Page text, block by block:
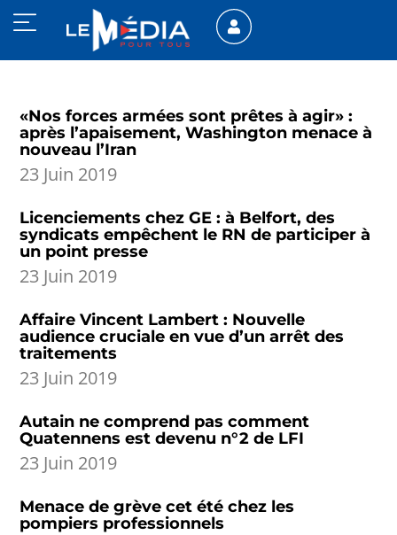
«Nos forces armées sont prêtes à agir» :
après l’apaisement, Washington menace à
nouveau l’Iran
23 Juin 2019
Licenciements chez GE : à Belfort, des
syndicats empêchent le RN de participer à
un point presse
23 Juin 2019
Affaire Vincent Lambert : Nouvelle
audience cruciale en vue d’un arrêt des
traitements
23 Juin 2019
Autain ne comprend pas comment
Quatennens est devenu n°2 de LFI
23 Juin 2019
Menace de grève cet été chez les
pompiers professionnels